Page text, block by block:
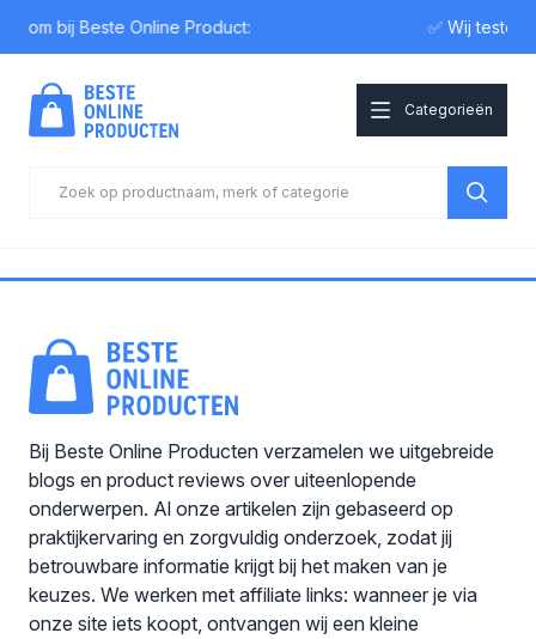
bij Beste Online Product: ✅ Wij testen
Categorieën
Bij Beste Online Producten verzamelen we uitgebreide
blogs en product reviews over uiteenlopende
onderwerpen. Al onze artikelen zijn gebaseerd op
praktijkervaring en zorgvuldig onderzoek, zodat jij
betrouwbare informatie krijgt bij het maken van je
keuzes. We werken met affiliate links: wanneer je via
onze site iets koopt, ontvangen wij een kleine